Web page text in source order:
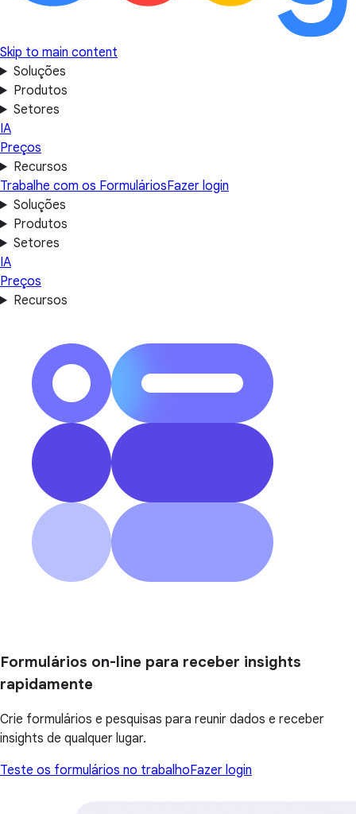
Skip to main content
Soluções
Produtos
Setores
IA
Preços
Recursos
Trabalhe com os FormuláriosFazer login
Soluções
Produtos
Setores
IA
Preços
Recursos
Formulários on-line para receber insights
rapidamente
Crie formulários e pesquisas para reunir dados e receber
insights de qualquer lugar.
Teste os formulários no trabalhoFazer login